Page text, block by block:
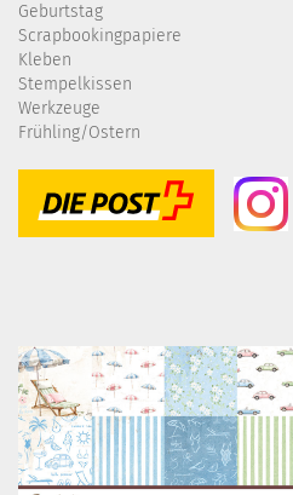
Geburtstag
Scrapbookingpapiere
Kleben
Stempelkissen
Werkzeuge
Frühling/Ostern